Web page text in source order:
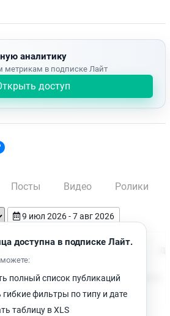
аналитику
метрикам в подписке Лайт
доступ
Посты Видео Ролики
9 июл 2026 - 7 авг 2026
Время чтения
Попробуйте изменить фильтр.
доступна в подписке Лайт.
полный список публикаций
гибкие фильтры по типу и дате
таблицу в XLS